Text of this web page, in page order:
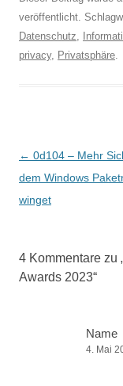
veröffentlicht.
Datenschutz,
privacy, Privatsphäre.
Beitragsnavigation
← 0d104 – Mehr
dem Windows
winget
4 Kommentare zu
Awards 2023“
Name
4. Mai